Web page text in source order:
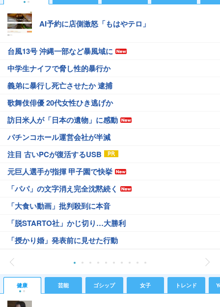
AI予約に店側激怒「もはやテロ」
台風13号 沖縄一部など暴風域に
中学生ナイフで脅し性的暴行か
義弟に暴行し死亡させたか 逮捕
歌舞伎俳優 20代女性ひき逃げか
訪日米人が「日本の遺物」に感動
パチンコホール運営会社が半減
注目 古いPCが復活するUSB
元巨人選手が指揮 甲子園で快挙
「パパ」の文字消え完全沈黙続く
「大食い動画」批判殺到に本音
「脱STARTO社」かじ切り…大勝利
「授かり婚」発表前に見せた行動
健康 芸能 ゴシップ 女子 トレンド